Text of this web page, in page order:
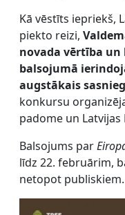
Kā vēstīts iepriekš,
piekto reizi,
novada vērtība un
balsojumā
augstākais
konkursu
padome un
Balsojums par
līdz 22. februārim,
netopot publiskiem.